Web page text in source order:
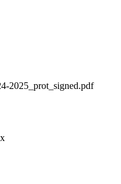
2025_prot_signed.pdf